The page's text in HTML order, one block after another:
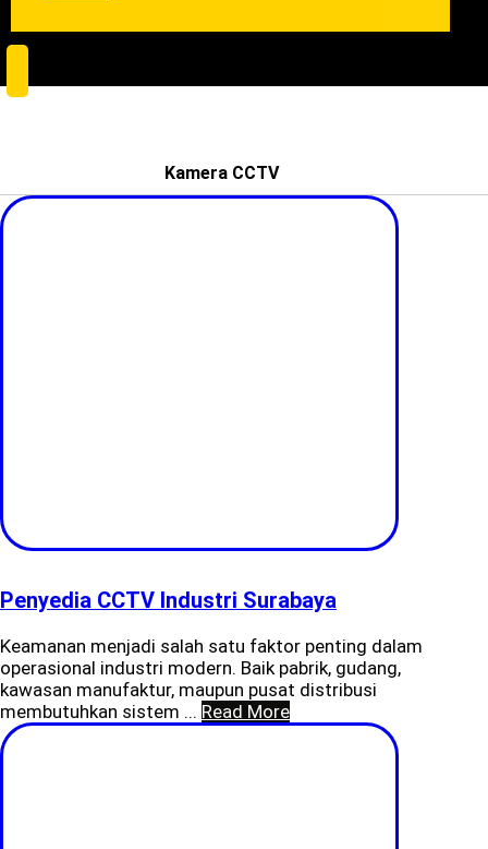
Kamera CCTV
Penyedia CCTV Industri Surabaya
Keamanan menjadi salah satu faktor penting dalam
operasional industri modern. Baik pabrik, gudang,
kawasan manufaktur, maupun pusat distribusi
membutuhkan sistem ... Read More